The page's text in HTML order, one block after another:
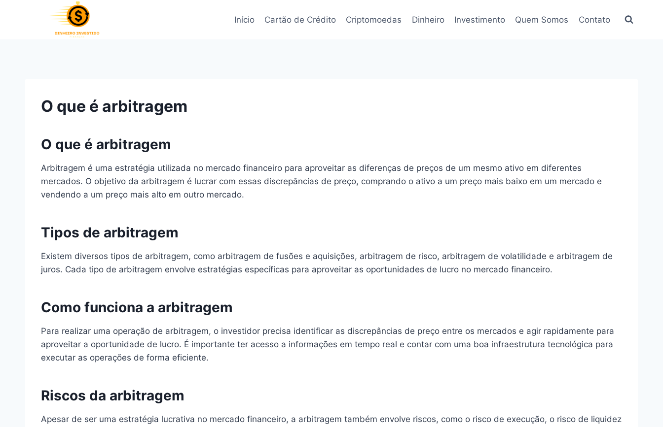
Início Cartão de Crédito Criptomoedas Dinheiro Investimento Quem Somos Contato
O que é arbitragem
O que é arbitragem
Arbitragem é uma estratégia utilizada no mercado financeiro para aproveitar as diferenças de preços de um mesmo ativo em diferentes
mercados. O objetivo da arbitragem é lucrar com essas discrepâncias de preço, comprando o ativo a um preço mais baixo em um mercado e
vendendo a um preço mais alto em outro mercado.
Tipos de arbitragem
Existem diversos tipos de arbitragem, como arbitragem de fusões e aquisições, arbitragem de risco, arbitragem de volatilidade e arbitragem de
juros. Cada tipo de arbitragem envolve estratégias específicas para aproveitar as oportunidades de lucro no mercado financeiro.
Como funciona a arbitragem
Para realizar uma operação de arbitragem, o investidor precisa identificar as discrepâncias de preço entre os mercados e agir rapidamente para
aproveitar a oportunidade de lucro. É importante ter acesso a informações em tempo real e contar com uma boa infraestrutura tecnológica para
executar as operações de forma eficiente.
Riscos da arbitragem
Apesar de ser uma estratégia lucrativa no mercado financeiro, a arbitragem também envolve riscos, como o risco de execução, o risco de liquidez